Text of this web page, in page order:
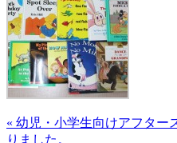
« 幼児・小学生向けアフター
りました。